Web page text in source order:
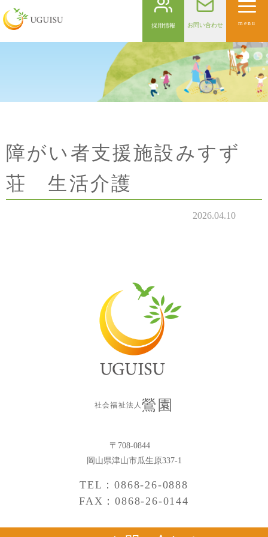
採用情報 お問い合わせ menu
障がい者支援施設みすず
荘 生活介護
2026.04.10
社会福祉法人鶯園
〒708-0844
岡山県津山市瓜生原337-1
TEL：0868-26-0888
FAX：0868-26-0144